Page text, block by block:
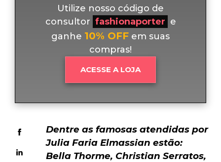
Utilize nosso código de
consultor fashionaporter e
ganhe 10% OFF em suas
compras!
ACESSE A LOJA
Dentre as famosas atendidas por
Julia Faria Elmassian estão:
Bella Thorme, Christian Serratos,